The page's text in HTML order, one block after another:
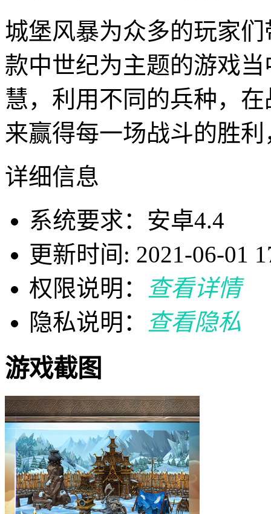
城堡风暴为众多的玩家
款中世纪为主题的游戏
慧，利用不同的兵种，
来赢得每一场战斗的胜
详细信息
系统要求：安卓4.4
更新时间: 2021-06-01
权限说明：
查看详情
隐私说明：
查看隐私
游戏截图